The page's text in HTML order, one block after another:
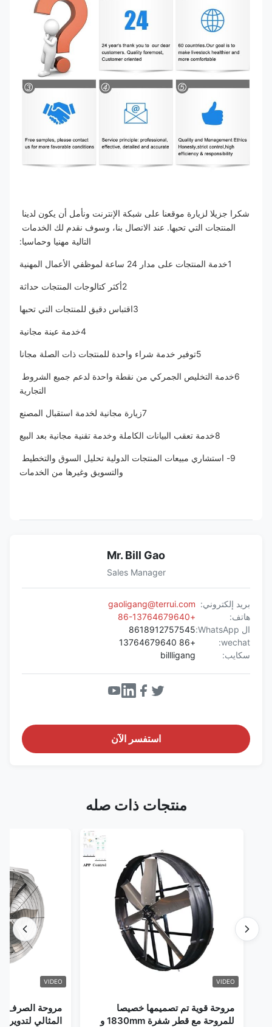
التالية مهنيا وحماسيا:
1خدمة المنتجات على مدار 24 ساعة لموظفي الأعمال المهنية
2أكثر كتالوجات المنتجات حداثة
3اقتباس دقيق للمنتجات التي تحبها
4خدمة عينة مجانية
5توفير خدمة شراء واحدة للمنتجات ذات الصلة مجانا
التجارية
7زيارة مجانية لخدمة استقبال المصنع
8خدمة تعقب البيانات الكاملة وخدمة تقنية مجانية بعد البيع
والتسويق وغيرها من الخدمات
Mr. Bill Gao
Sales Manager
بريد إلكتروني: gaoligang@terrui.com
هاتف:
+86-13764679640
ال WhatsApp:
8618912757545
wechat:
+86 13764679640
سكايب:
billligang
استفسر الآن
منتجات ذات صله
VIDEO
مروحة قوية تم تصميمها خصيصا
للمروحة مع قطر شفرة 1830mm و
VIDEO
مروحة الصرف
المثالي لتدوير